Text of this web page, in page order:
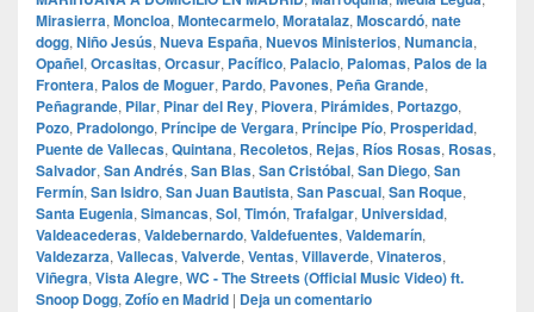
Mirasierra, Moncloa, Montecarmelo, Moratalaz, Moscardó, nate
dogg, Niño Jesús, Nueva España, Nuevos Ministerios, Numancia,
Opañel, Orcasitas, Orcasur, Pacífico, Palacio, Palomas, Palos de la
Frontera, Palos de Moguer, Pardo, Pavones, Peña Grande,
Peñagrande, Pilar, Pinar del Rey, Piovera, Pirámides, Portazgo,
Pozo, Pradolongo, Príncipe de Vergara, Príncipe Pío, Prosperidad,
Puente de Vallecas, Quintana, Recoletos, Rejas, Ríos Rosas, Rosas,
Salvador, San Andrés, San Blas, San Cristóbal, San Diego, San
Fermín, San Isidro, San Juan Bautista, San Pascual, San Roque,
Santa Eugenia, Simancas, Sol, Timón, Trafalgar, Universidad,
Valdeacederas, Valdebernardo, Valdefuentes, Valdemarín,
Valdezarza, Vallecas, Valverde, Ventas, Villaverde, Vinateros,
Viñegra, Vista Alegre, WC - The Streets (Official Music Video) ft.
Snoop Dogg, Zofío en Madrid | Deja un comentario